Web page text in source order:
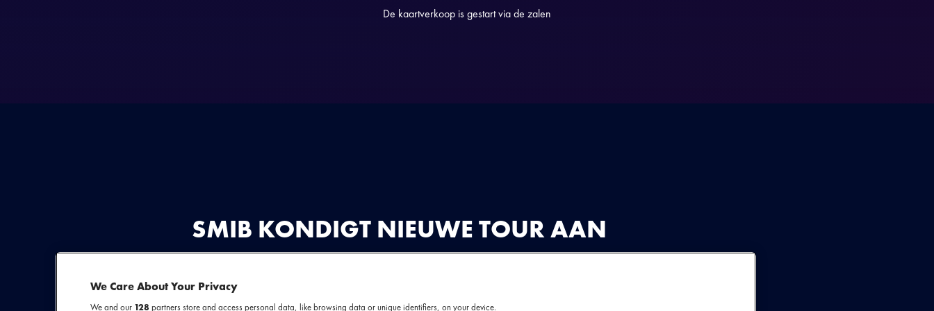
De kaartverkoop is gestart via de zalen
SMIB KONDIGT NIEUWE TOUR AAN
start gegaan via de zalen.
We Care About Your Privacy
We and our 128 partners store and access personal data, like browsing data or unique identifiers, on your device.